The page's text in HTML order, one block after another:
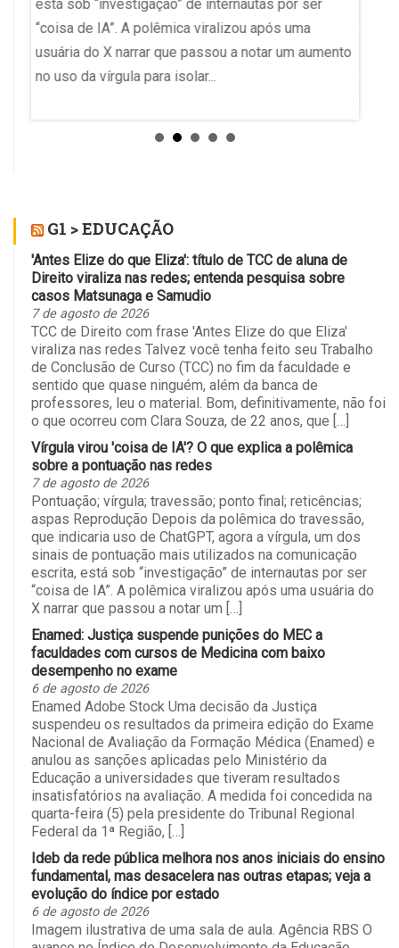
está sob “investigação” de internautas por ser
“coisa de IA”. A polêmica viralizou após uma
usuária do X narrar que passou a notar um aumento
no uso da vírgula para isolar...
G1 > EDUCAÇÃO
'Antes Elize do que Eliza': título de TCC de aluna de
Direito viraliza nas redes; entenda pesquisa sobre
casos Matsunaga e Samudio
7 de agosto de 2026
TCC de Direito com frase 'Antes Elize do que Eliza'
viraliza nas redes Talvez você tenha feito seu Trabalho
de Conclusão de Curso (TCC) no fim da faculdade e
sentido que quase ninguém, além da banca de
professores, leu o material. Bom, definitivamente, não foi
o que ocorreu com Clara Souza, de 22 anos, que […]
Vírgula virou 'coisa de IA'? O que explica a polêmica
sobre a pontuação nas redes
7 de agosto de 2026
Pontuação; vírgula; travessão; ponto final; reticências;
aspas Reprodução Depois da polêmica do travessão,
que indicaria uso de ChatGPT, agora a vírgula, um dos
sinais de pontuação mais utilizados na comunicação
escrita, está sob “investigação” de internautas por ser
“coisa de IA”. A polêmica viralizou após uma usuária do
X narrar que passou a notar um […]
Enamed: Justiça suspende punições do MEC a
faculdades com cursos de Medicina com baixo
desempenho no exame
6 de agosto de 2026
Enamed Adobe Stock Uma decisão da Justiça
suspendeu os resultados da primeira edição do Exame
Nacional de Avaliação da Formação Médica (Enamed) e
anulou as sanções aplicadas pelo Ministério da
Educação a universidades que tiveram resultados
insatisfatórios na avaliação. A medida foi concedida na
quarta-feira (5) pela presidente do Tribunal Regional
Federal da 1ª Região, […]
Ideb da rede pública melhora nos anos iniciais do ensino
fundamental, mas desacelera nas outras etapas; veja a
evolução do índice por estado
6 de agosto de 2026
Imagem ilustrativa de uma sala de aula. Agência RBS O